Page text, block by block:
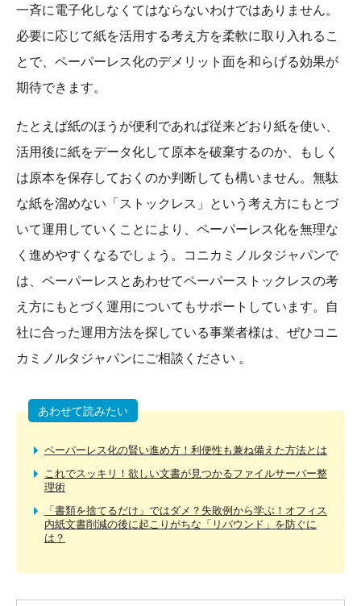
一斉に電子化しなくてはならないわけではありません。
必要に応じて紙を活用する考え方を柔軟に取り入れるこ
とで、ペーパーレス化のデメリット面を和らげる効果が
期待できます。
たとえば紙のほうが便利であれば従来どおり紙を使い、
活用後に紙をデータ化して原本を破棄するのか、もしく
は原本を保存しておくのか判断しても構いません。無駄
な紙を溜めない「ストックレス」という考え方にもとづ
いて運用していくことにより、ペーパーレス化を無理な
く進めやすくなるでしょう。コニカミノルタジャパンで
は、ペーパーレスとあわせてペーパーストックレスの考
え方にもとづく運用についてもサポートしています。自
社に合った運用方法を探している事業者様は、ぜひコニ
カミノルタジャパンにご相談ください 。
あわせて読みたい
ペーパーレス化の賢い進め方！利便性も兼ね備えた方法とは
これでスッキリ！欲しい文書が見つかるファイルサーバー整
理術
「書類を捨てるだけ」ではダメ？失敗例から学ぶ！オフィス
内紙文書削減の後に起こりがちな「リバウンド」を防ぐに
は？